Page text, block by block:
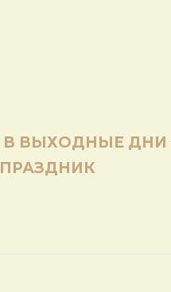
В ВЫХОДНЫЕ ДНИ
ПРАЗДНИК